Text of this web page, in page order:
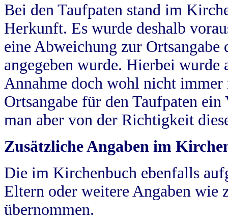
Bei den Taufpaten stand im
Herkunft. Es wurde deshalb
eine Abweichung zur
angegeben wurde. Hierbei wurde
Annahme doch wohl nicht
Ortsangabe für den Taufpaten
man aber von der Richtigkeit
Zusätzliche Angaben im
Die im Kirchenbuch ebenfalls
Eltern oder weitere Angaben wie
übernommen.